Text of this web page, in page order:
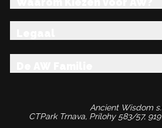
Ancient Wisdom
CTPark Trnava, Prílohy 583/57,